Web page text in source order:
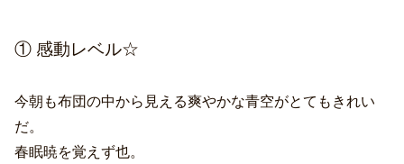
① 感動レベル☆
今朝も布団の中から見える爽やかな青空がとてもきれい
だ。
春眠暁を覚えず也。